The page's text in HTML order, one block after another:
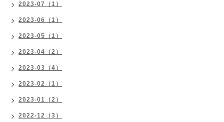
2023-07（1）
2023-06（1）
2023-05（1）
2023-04（2）
2023-03（4）
2023-02（1）
2023-01（2）
2022-12（3）